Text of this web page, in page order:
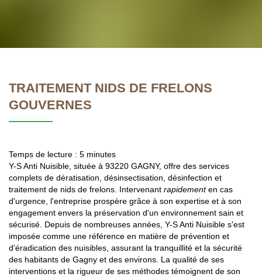
TRAITEMENT NIDS DE FRELONS
GOUVERNES
Temps de lecture : 5 minutes
Y-S Anti Nuisible, située à 93220 GAGNY, offre des services
complets de dératisation, désinsectisation, désinfection et
traitement de nids de frelons. Intervenant rapidementen cas
d'urgence, l'entreprise prospère grâce à son expertise et à son
engagement envers la préservation d'un environnement sain et
sécurisé. Depuis de nombreuses années, Y-S Anti Nuisible s'est
imposée comme une référence en matière de prévention et
d'éradication des nuisibles, assurant la tranquillité et la sécurité
des habitants de Gagny et des environs. La qualité de ses
interventions et la rigueur de ses méthodes témoignent de son